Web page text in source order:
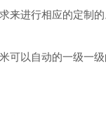
来进行相应的定制
可以自动的一级一